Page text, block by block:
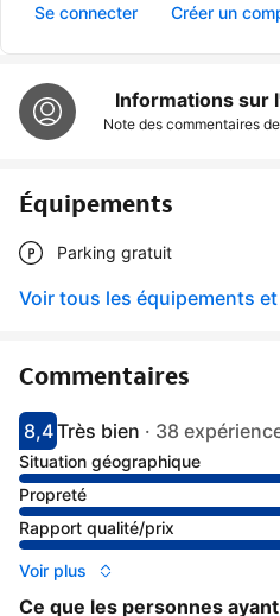
Se connecter Créer un
Informations sur
Note des commentaires
Équipements
Parking gratuit
Voir tous les équipements
Commentaires
Avec une note de 8.4
8,4
très bienTrès bien · 38
Situation géographique
Propreté
Rapport qualité/prix
Voir plus
Ce que les personnes